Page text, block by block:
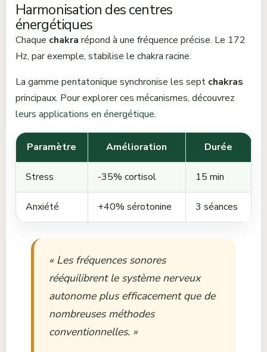
Harmonisation des centres
énergétiques
Chaque chakra répond à une fréquence précise. Le 172
Hz, par exemple, stabilise le chakra racine.
La gamme pentatonique synchronise les sept chakras
principaux. Pour explorer ces mécanismes, découvrez
leurs applications en énergétique.
Paramètre Amélioration Durée
Stress -35% cortisol 15 min
Anxiété +40% sérotonine 3 séances
« Les fréquences sonores
rééquilibrent le système nerveux
autonome plus efficacement que de
nombreuses méthodes
conventionnelles. »